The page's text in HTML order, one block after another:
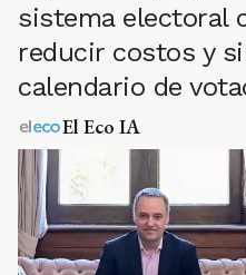
sistema electoral
reducir costos y
calendario de
El Eco IA